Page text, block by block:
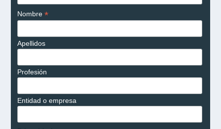
Nombre *
Apellidos
Profesión
Entidad o empresa